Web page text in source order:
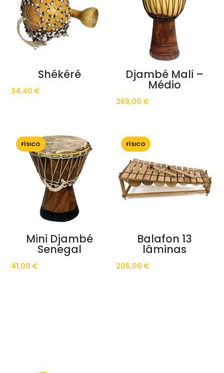
Shékéré
34,40 €
Djambé Mali –
Médio
269,00 €
FÍSICO
Mini Djambé
Senegal
41,00 €
FÍSICO
Balafon 13
lâminas
205,00 €